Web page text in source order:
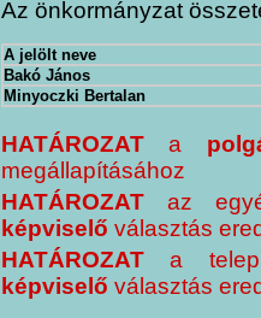
Az önkormányzat
A jelölt neve
Bakó János
Minyoczki Bertalan
HATÁROZATa
megállapításához
HATÁROZATaz
képviselő választás
HATÁROZATa
képviselő választás